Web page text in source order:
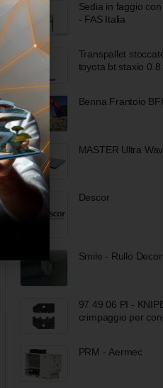
Sedia in faggio
- FAS Italia
Transpallet
toyota bt staxio
Benna Frantoio
MASTER Ultra
Descor
Smile - Rullo Decor
97 49 06 PI - KNIPEX Matrice di
crimpaggio per
PRM - Aermec